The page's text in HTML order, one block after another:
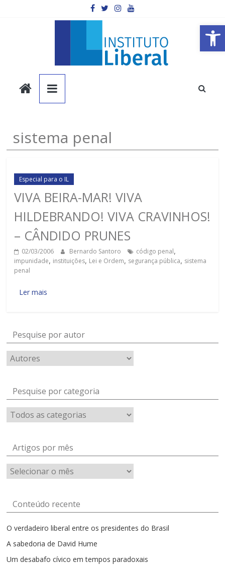
Barra de Ferramentas Aberta
Instituto
Liberal
é
mais
importante
da
sociedade.
sistema penal
Especial para o IL
VIVA BEIRA-MAR! VIVA
HILDEBRANDO! VIVA CRAVINHOS!
– CÂNDIDO PRUNES
02/03/2006 Bernardo Santoro código penal,
impunidade, instituições, Lei e Ordem, segurança pública, sistema
penal
Ler mais
Pesquise por autor
Pesquise por categoria
Artigos por mês
Artigos
por
Conteúdo recente
O verdadeiro liberal entre os presidentes do Brasil
A sabedoria de David Hume
Um desabafo cívico em tempos paradoxais